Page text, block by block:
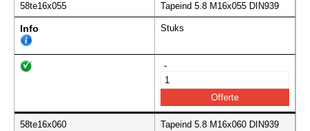
58te16x055 Tapeind 5.8 M16x055 DIN939
Info Stuks
-
58te16x060 Tapeind 5.8 M16x060 DIN939